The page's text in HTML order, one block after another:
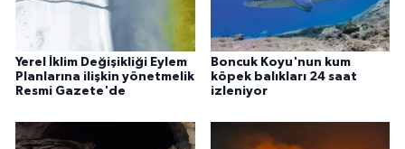
Yerel İklim Değişikliği Eylem
Planlarına ilişkin yönetmelik
Resmi Gazete'de
Boncuk Koyu'nun kum
köpek balıkları 24 saat
izleniyor